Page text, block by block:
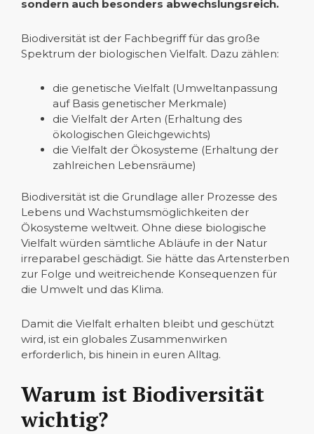
sondern auch besonders abwechslungsreich.
Biodiversität ist der Fachbegriff für das große
Spektrum der biologischen Vielfalt. Dazu zählen:
die genetische Vielfalt (Umweltanpassung
auf Basis genetischer Merkmale)
die Vielfalt der Arten (Erhaltung des
ökologischen Gleichgewichts)
die Vielfalt der Ökosysteme (Erhaltung der
zahlreichen Lebensräume)
Biodiversität ist die Grundlage aller Prozesse des
Lebens und Wachstumsmöglichkeiten der
Ökosysteme weltweit. Ohne diese biologische
Vielfalt würden sämtliche Abläufe in der Natur
irreparabel geschädigt. Sie hätte das Artensterben
zur Folge und weitreichende Konsequenzen für
die Umwelt und das Klima.
Damit die Vielfalt erhalten bleibt und geschützt
wird, ist ein globales Zusammenwirken
erforderlich, bis hinein in euren Alltag.
Warum ist Biodiversität
wichtig?